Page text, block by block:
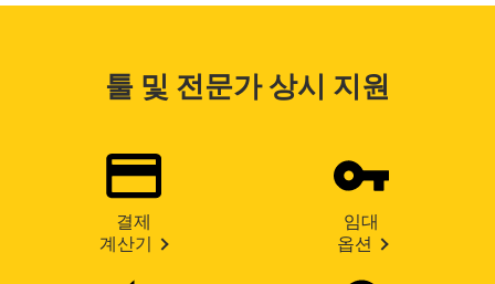
툴 및 전문가 상시 지원
결제
계산기
임대
옵션